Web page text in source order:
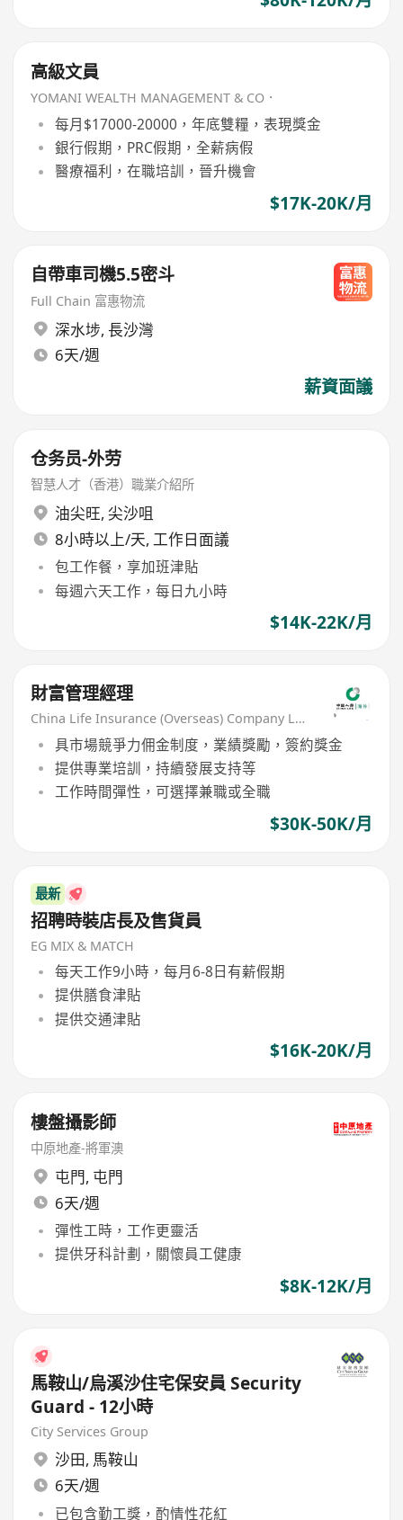
高級文員
YOMANI WEALTH MANAGEMENT & CO．
每月$17000-20000，年底雙糧，表現獎金
銀行假期，PRC假期，全薪病假
醫療福利，在職培訓，晉升機會
$17K-20K/月
自帶車司機5.5密斗
Full Chain 富惠物流
深水埗, 長沙灣
6天/週
薪資面議
仓务员-外劳
智慧人才（香港）職業介紹所
油尖旺, 尖沙咀
8小時以上/天, 工作日面議
包工作餐，享加班津貼
每週六天工作，每日九小時
$14K-22K/月
財富管理經理
China Life Insurance (Overseas) Company Ltd
具市場競爭力佣金制度，業績獎勵，簽約獎金
提供專業培訓，持續發展支持等
工作時間彈性，可選擇兼職或全職
$30K-50K/月
最新
招聘時裝店長及售貨員
EG MIX & MATCH
每天工作9小時，每月6-8日有薪假期
提供膳食津貼
提供交通津貼
$16K-20K/月
樓盤攝影師
中原地產-將軍澳
屯門, 屯門
6天/週
彈性工時，工作更靈活
提供牙科計劃，關懷員工健康
$8K-12K/月
馬鞍山/烏溪沙住宅保安員 Security
Guard - 12小時
City Services Group
沙田, 馬鞍山
6天/週
已包含勤工獎，酌情性花紅